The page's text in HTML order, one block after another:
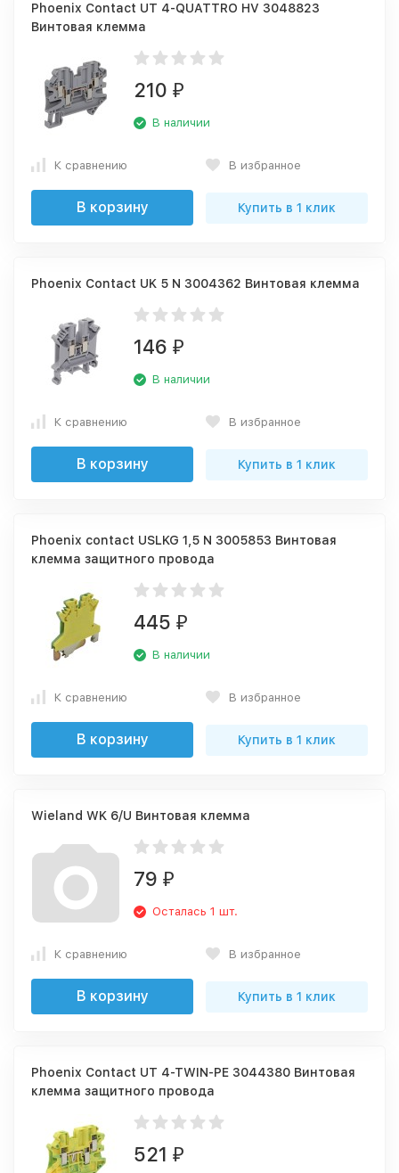
Phoenix Contact UT 4-QUATTRO HV 3048823
Винтовая клемма
210 ₽
В наличии
К сравнению В избранное
В корзину Купить в 1 клик
Phoenix Contact UK 5 N 3004362 Винтовая клемма
146 ₽
В наличии
К сравнению В избранное
В корзину Купить в 1 клик
Phoenix contact USLKG 1,5 N 3005853 Винтовая
клемма защитного провода
445 ₽
В наличии
К сравнению В избранное
В корзину Купить в 1 клик
Wieland WK 6/U Винтовая клемма
79 ₽
Осталась 1 шт.
К сравнению В избранное
В корзину Купить в 1 клик
Phoenix Contact UT 4-TWIN-PE 3044380 Винтовая
клемма защитного провода
521 ₽